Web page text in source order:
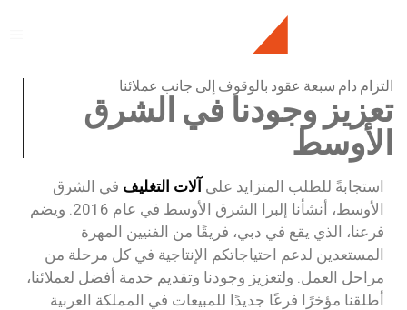
التزام دام سبعة عقود بالوقوف إلى جانب عملائنا
تعزيز وجودنا في الشرق
الأوسط
استجابةً للطلب المتزايد على آلات التغليف في الشرق
الأوسط، أنشأنا إلبرا الشرق الأوسط في عام 2016. ويضم
فرعنا، الذي يقع في دبي، فريقًا من الفنيين المهرة
المستعدين لدعم احتياجاتكم الإنتاجية في كل مرحلة من
مراحل العمل. ولتعزيز وجودنا وتقديم خدمة أفضل لعملائنا،
أطلقنا مؤخرًا فرعًا جديدًا للمبيعات في المملكة العربية